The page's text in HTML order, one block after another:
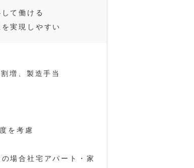
て働ける
実現しやすい
増、製造手当
を考慮
場合社宅アパート・家